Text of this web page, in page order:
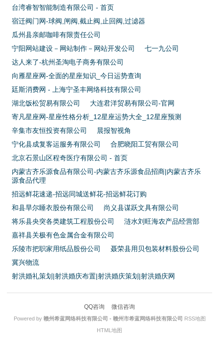
台湾睿智智能制造有限公司 - 首页
宿迁阀门网-球阀,闸阀,截止阀,止回阀,过滤器
瓜州县亲邮咖啡有限责任公司
宁阳网站建设－网站制作－网站开发公司
七一九公司
达人来了-杭州圣淘电子商务有限公司
向雁星座网-全面的星座知识_今日运势查询
廷斯消费网 - 上海宁圣丰网络科技有限公司
湖北饭松贸易有限公司
大连君洋贸易有限公司-官网
寄凡星座网-星座性格分析_12星座运势大全_12星座预测
辛集市友恒投资有限公司
晨报智视角
宁化县成复客运服务有限公司
合肥晓阳工贸有限公司
北京石景山区程奇医疗有限公司 - 首页
内蒙古齐乐源食品有限公司-内蒙古齐乐源食品招商|内蒙古齐乐
源食品代理
招远鲜花速递-招远同城送鲜花-招远鲜花订购
和县旱尔睡衣股份有限公司
尚义县谋跃文具有限公司
将乐县央突各类建筑工程股份公司
涟水刘旺海农产品经营部
嘉祥县关极有色金属合金有限公司
乐陵市把职家用纸品股份公司
聂荣县用贝包装材料股份公司
冀兴物流
射洪婚礼策划|射洪婚庆布置|射洪婚庆策划|射洪婚庆网
QQ咨询 微信咨询
Powered by 赣州希蓝网络科技有限公司 - 赣州市希蓝网络科技有限公司 RSS地图
HTML地图